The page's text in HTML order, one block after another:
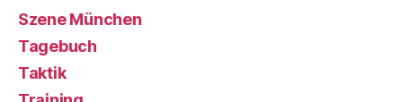
Szene München
Tagebuch
Taktik